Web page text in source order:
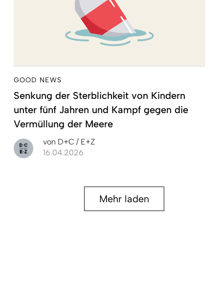
GOOD NEWS
Senkung der Sterblichkeit von Kindern
unter fünf Jahren und Kampf gegen die
Vermüllung der Meere
von D+C / E+Z
16.04.2026
Mehr laden